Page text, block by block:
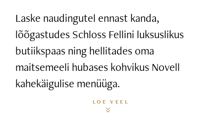
Laske naudingutel ennast kanda,
lõõgastudes Schloss Fellini luksuslikus
butiikspaas ning hellitades oma
maitsemeeli hubases kohvikus Novell
kahekäigulise menüüga.
LOE VEEL